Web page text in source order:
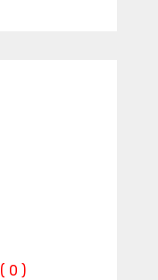
( 0 )